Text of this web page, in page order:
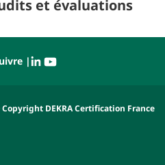
et évaluations
|
DEKRA Certification France